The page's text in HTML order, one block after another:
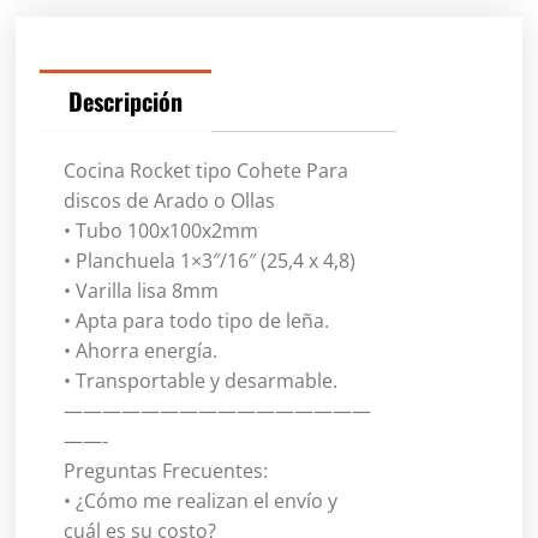
Descripción
Cocina Rocket tipo Cohete Para
discos de Arado o Ollas
• Tubo 100x100x2mm
• Planchuela 1×3″/16″ (25,4 x 4,8)
• Varilla lisa 8mm
• Apta para todo tipo de leña.
• Ahorra energía.
• Transportable y desarmable.
————————————————
——-
Preguntas Frecuentes:
• ¿Cómo me realizan el envío y
cuál es su costo?